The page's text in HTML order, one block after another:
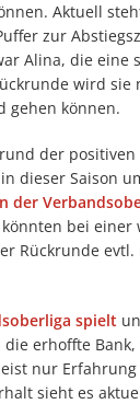
Aktuell
zur
Alina, die eine
wird sie
gehen können.
der positiven
dieser Saison
der
bei einer
Rückrunde
spielt
erhoffte
nur Erfahrung
sieht es